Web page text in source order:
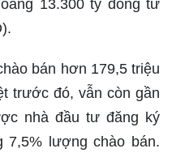
13.300 tỷ đồng từ
bán hơn 179,5 triệu
trước đó, vẫn còn gần
nhà đầu tư đăng ký
7,5% lượng chào bán.